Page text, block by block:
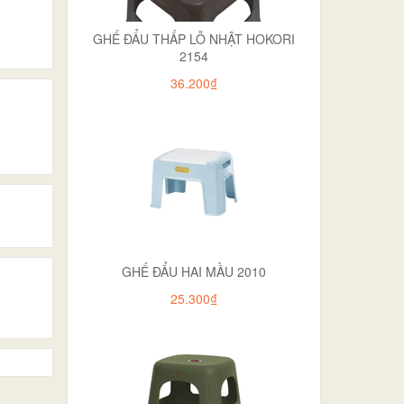
GHẾ ĐẨU THẤP LỖ NHẬT HOKORI
2154
36.200₫
GHẾ ĐẨU HAI MẦU 2010
25.300₫